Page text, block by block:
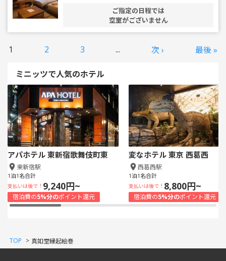
ご指定の日程では
空室がございません
1 2 3 ... 次 › 最後 »
ミニッツで人気のホテル
アパホテル 東新宿歌舞伎町東
東新宿駅
1泊1名合計
支払いは後で！ 9,240円~
宿泊費の5%分のポイント還元
変なホテル 東京 西葛西
西葛西駅
1泊1名合計
支払いは後で！ 8,800円~
宿泊費の5%分のポイント還元
TOP > 真如堂縁起絵巻